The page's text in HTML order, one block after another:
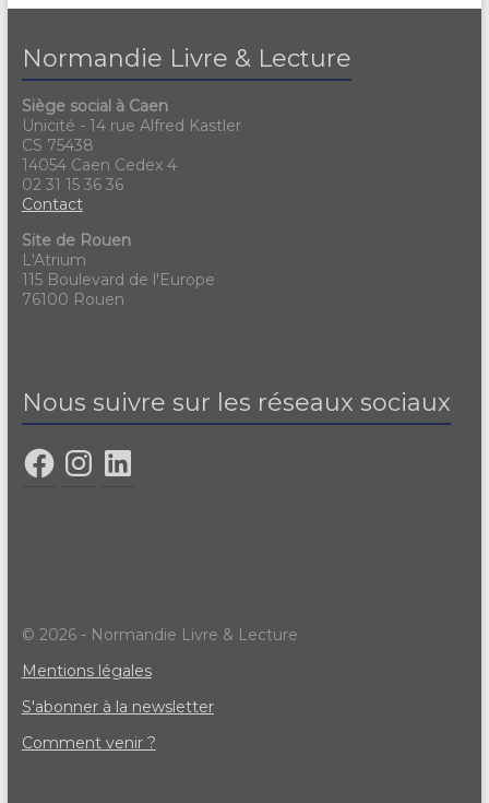
Normandie Livre & Lecture
Siège social à Caen
Unicité - 14 rue Alfred Kastler
CS 75438
14054 Caen Cedex 4
02 31 15 36 36
Contact
Site de Rouen
L'Atrium
115 Boulevard de l'Europe
76100 Rouen
Nous suivre sur les réseaux sociaux
© 2026 - Normandie Livre & Lecture
Mentions légales
S'abonner à la newsletter
Comment venir ?